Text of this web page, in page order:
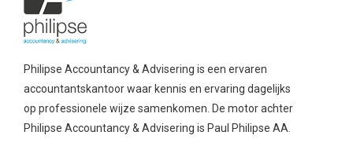
Philipse Accountancy & Advisering is een ervaren
accountantskantoor waar kennis en ervaring dagelijks
op professionele wijze samenkomen. De motor achter
Philipse Accountancy & Advisering is Paul Philipse AA.